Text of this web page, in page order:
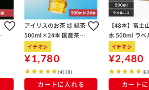
アイリスのお茶 綠 緑茶
500ml×24本 国産茶葉
100％使用
イチオシ
¥1,780
(4330)
カートに入れる
【48本】富士
水 500ml ラベ
イチオシ
¥2,480
カート